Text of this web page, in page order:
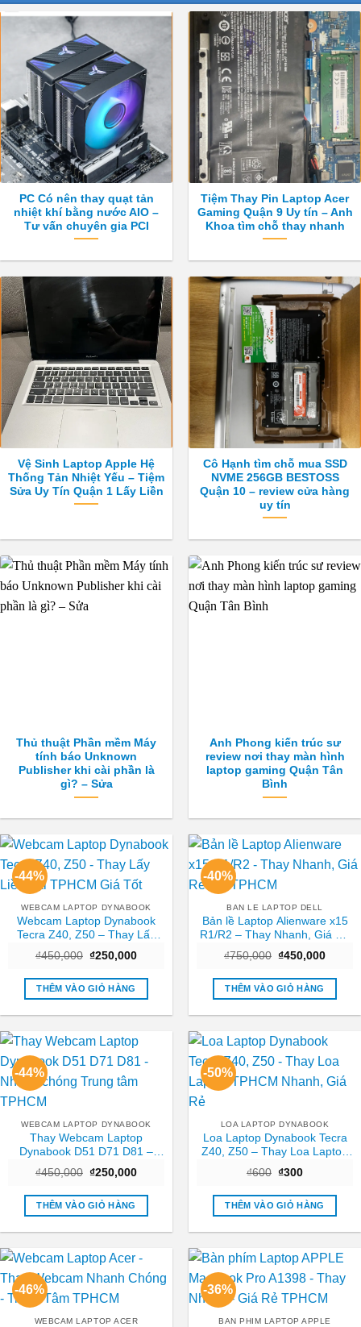
PC Có nên thay quạt tản
nhiệt khí bằng nước AIO –
Tư vấn chuyên gia PCI
Tiệm Thay Pin Laptop Acer
Gaming Quận 9 Uy tín – Anh
Khoa tìm chỗ thay nhanh
Vệ Sinh Laptop Apple Hệ
Thống Tản Nhiệt Yếu – Tiệm
Sửa Uy Tín Quận 1 Lấy Liền
Cô Hạnh tìm chỗ mua SSD
NVME 256GB BESTOSS
Quận 10 – review cửa hàng
uy tín
Thủ thuật Phần mềm Máy
tính báo Unknown
Publisher khi cài phần là
gì? – Sửa
Anh Phong kiến trúc sư
review nơi thay màn hình
laptop gaming Quận Tân
Bình
-44%
WEBCAM LAPTOP DYNABOOK
Webcam Laptop Dynabook
Tecra Z40, Z50 – Thay Lấy
₫450,000 Giá
là:
₫450,000.
₫250,000Giá
tại
₫250,000.
THÊM VÀO GIỎ HÀNG
-40%
BAN LE LAPTOP DELL
Bản lề Laptop Alienware x15
R1/R2 – Thay Nhanh, Giá Rẻ
₫750,000 Giá
là:
₫750,000.
₫450,000Giá
tại
THÊM VÀO GIỎ HÀNG
-44%
WEBCAM LAPTOP DYNABOOK
Thay Webcam Laptop
Dynabook D51 D71 D81 –
TPHCM
₫450,000 Giá
là:
₫450,000.
₫250,000Giá
tại
₫250,000.
THÊM VÀO GIỎ HÀNG
-50%
LOA LAPTOP DYNABOOK
Loa Laptop Dynabook Tecra
Z40, Z50 – Thay Loa Laptop
₫600 Giá
là:
₫600.
₫300Giá
tại
là:
₫300.
THÊM VÀO GIỎ HÀNG
-46%
WEBCAM LAPTOP ACER
-36%
BAN PHIM LAPTOP APPLE